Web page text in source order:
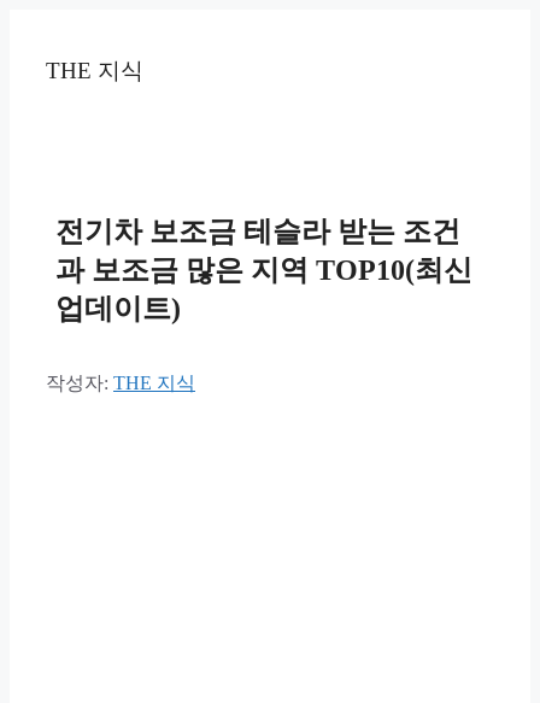
THE 지식
전기차 보조금 테슬라 받는 조건
과 보조금 많은 지역 TOP10(최신
업데이트)
작성자: THE 지식